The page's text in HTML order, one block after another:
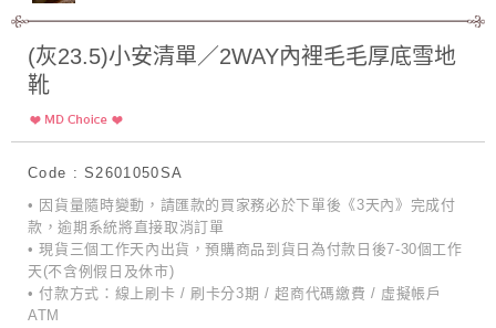
(灰23.5)小安清單／2WAY內裡毛毛厚底雪地
靴
Code : S2601050SA
• 因貨量隨時變動，請匯款的買家務必於下單後《3天內》完成付
款，逾期系統將直接取消訂單
• 現貨三個工作天內出貨，預購商品到貨日為付款日後7-30個工作
天(不含例假日及休市)
• 付款方式：線上刷卡 / 刷卡分3期 / 超商代碼繳費 / 虛擬帳戶
ATM